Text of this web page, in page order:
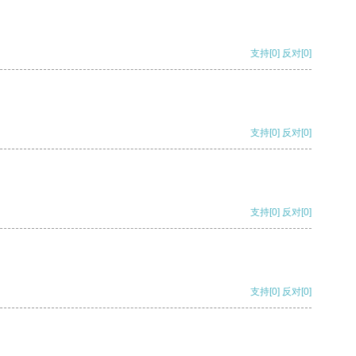
支持[0] 反对[0]
支持[0] 反对[0]
支持[0] 反对[0]
支持[0] 反对[0]